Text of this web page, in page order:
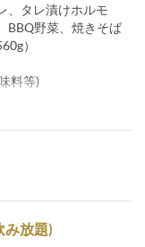
、タレ漬けホルモ
BBQ野菜、焼きそば
）
料等)
み放題)